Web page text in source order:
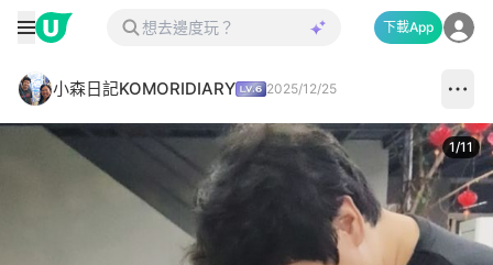
下載App
小森日記KOMORIDIARY 2025/12/25
1/11